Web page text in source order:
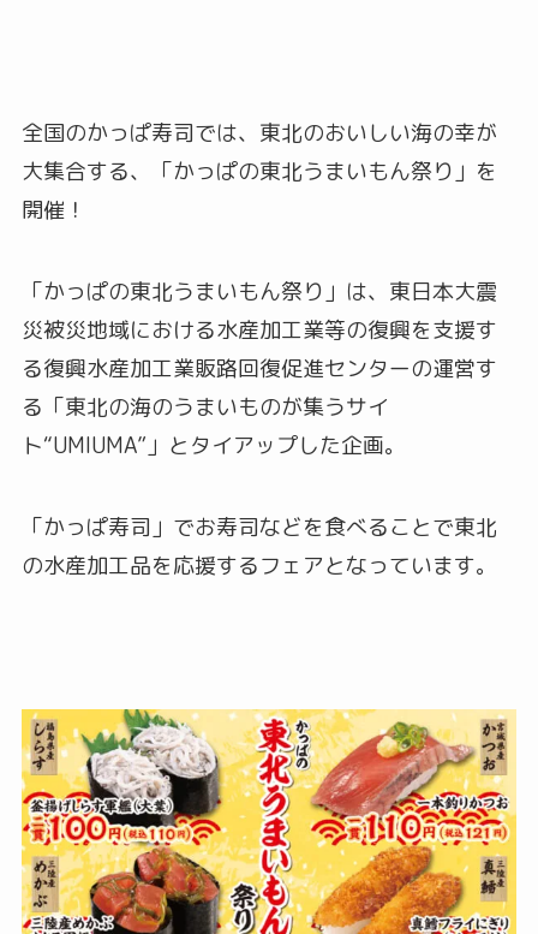
全国のかっぱ寿司では、東北のおいしい海の幸が
大集合する、「かっぱの東北うまいもん祭り」を
開催！
「かっぱの東北うまいもん祭り」は、東日本大震
災被災地域における水産加工業等の復興を支援す
る復興水産加工業販路回復促進センターの運営す
る「東北の海のうまいものが集うサイ
ト“UMIUMA”」とタイアップした企画。
「かっぱ寿司」でお寿司などを食べることで東北
の水産加工品を応援するフェアとなっています。